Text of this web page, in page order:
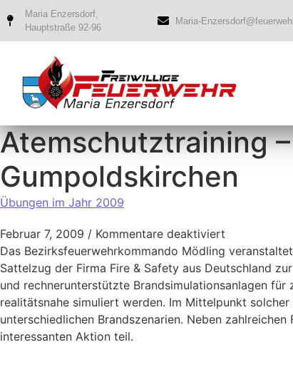
Maria Enzersdorf,
Hauptstraße 92-96
Maria-
Atemschutztraining
Gumpoldskirchen
Übungen im Jahr 2009
Februar 7, 2009 / Kommentare deaktiviert
Das Bezirksfeuerwehrkommando Mödling
Sattelzug der Firma Fire & Safety aus Deutschland
und rechnerunterstützte Brandsimulationsanlagen für
realitätsnahe simuliert werden. Im Mittelpunkt
unterschiedlichen Brandszenarien. Neben
interessanten Aktion teil.